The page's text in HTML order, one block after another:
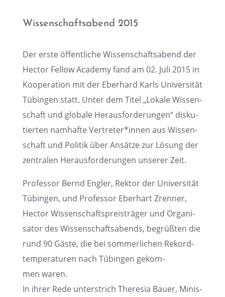
Wissen­schafts­abend 2015
Der erste öffent­li­che Wissen­schafts­abend der
Hector Fellow Academy fand am 02. Juli 2015 in
Koope­ra­tion mit der Eberhard Karls Univer­si­tät
Tübin­gen statt. Unter dem Titel „Lokale Wissen­
schaft und globale Heraus­for­de­run­gen“ disku­
tier­ten namhafte Vertreter*innen aus Wissen­
schaft und Politik über Ansätze zur Lösung der
zentra­len Heraus­for­de­run­gen unserer Zeit.
Profes­sor Bernd Engler, Rektor der Univer­si­tät
Tübin­gen, und Profes­sor Eberhart Zrenner,
Hector Wissen­schafts­preis­trä­ger und Organi­
sa­tor des Wissen­schafts­abends, begrüß­ten die
rund 90 Gäste, die bei sommer­li­chen Rekord­
tem­pe­ra­tu­ren nach Tübin­gen gekom­
men waren.
In ihrer Rede unter­strich There­sia Bauer, Minis­